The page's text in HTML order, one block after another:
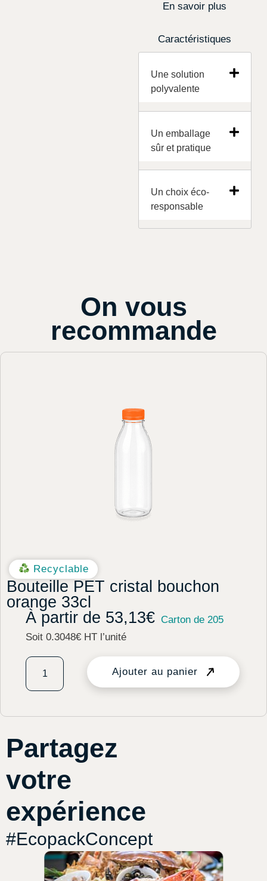
En savoir plus
Caractéristiques
Une solution
polyvalente
Un emballage
sûr et pratique
Un choix éco-
responsable
On vous
recommande
Recyclable
Bouteille PET cristal bouchon
orange 33cl
À partir de 53,13€
Soit 0.3048€ HT l’unité
Carton de 205
Ajouter au panier
Partagez
votre
expérience
#EcopackConcept